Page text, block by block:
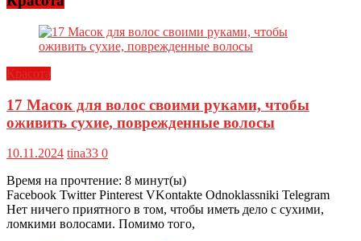
Красота
17 Масок для волос своими руками, чтобы
оживить сухие, поврежденные волосы
10.11.2024 tina33 0
Время на прочтение: 8 минут(ы)
Facebook Twitter Pinterest VKontakte Odnoklassniki Telegram
Нет ничего приятного в том, чтобы иметь дело с сухими,
ломкими волосами. Помимо того,